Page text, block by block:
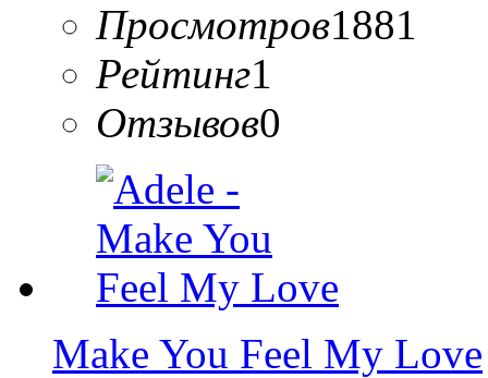
Просмотров1881
Рейтинг1
Отзывов0
Make You Feel My Love